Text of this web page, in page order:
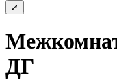
⤢
ДГ